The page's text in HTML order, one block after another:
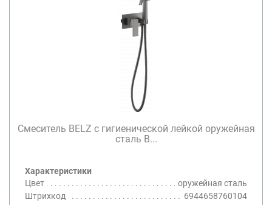
Смеситель BELZ с гигиенической лейкой оружейная
сталь B...
Характеристики
Цвет
оружейная сталь
Штрихкод
6944658760104